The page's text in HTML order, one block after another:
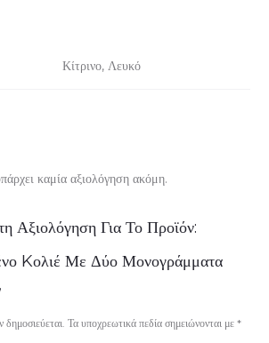
Κίτρινο, Λευκό
καμία αξιολόγηση ακόμη.
Αξιολόγηση Για Το Προϊόν:
Kολιέ Με Δύο Μονογράμματα
Τα υποχρεωτικά πεδία σημειώνονται με *